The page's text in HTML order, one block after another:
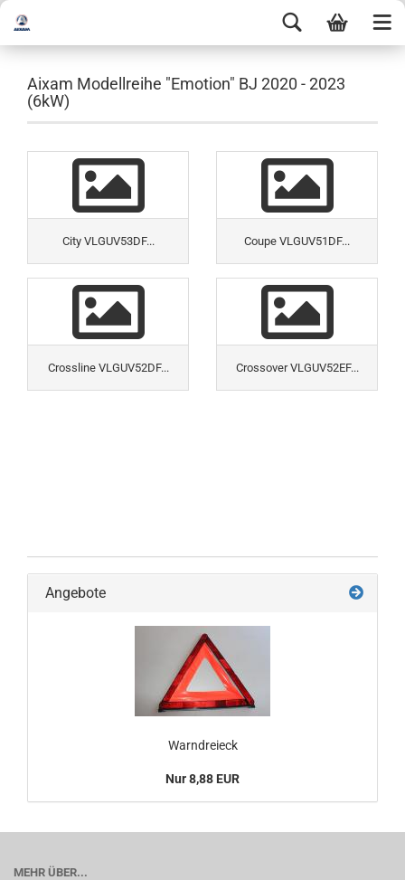
Aixam Modellreihe "Emotion" BJ 2020 - 2023
(6kW)
City VLGUV53DF... Coupe VLGUV51DF...
Crossline VLGUV52DF... Crossover VLGUV52EF...
Angebote
Warndreieck
Nur 8,88 EUR
MEHR ÜBER...